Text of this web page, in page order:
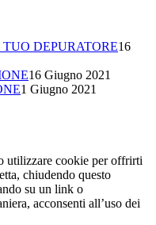
DEPURATORE16
16 Giugno 2021
1 Giugno 2021
utilizzare cookie per offrirti
chiudendo questo
su un link o
acconsenti all’uso dei